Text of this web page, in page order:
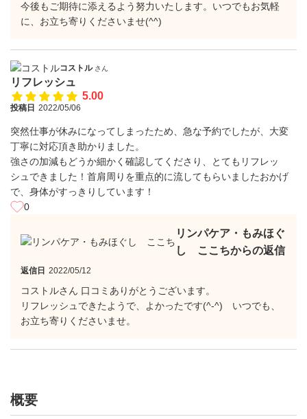
今後もご期待に添えるよう努力いたします。いつでもお気軽
に、お立ち寄りくださいませ(^^)
コストル さん
リフレッシュ
5.00
投稿日 2022/05/06
突然仕事が休みになってしまったため、急な予約でしたが、大変
丁寧に対応頂き助かりました。
強さの加減もどうか細かく確認してくださり、とてもリフレッ
シュできました！首肩周りを重点的に流してもらいましたおかげ
で、身体がすっきりしています！
0
リンパケア・もみほぐ
し ここちからの返信
返信日 2022/05/12
コストルさん 口コミありがとうございます。
リフレッシュできたようで、よかったです(^-^) いつでも、
お立ち寄りくださいませ。
概要